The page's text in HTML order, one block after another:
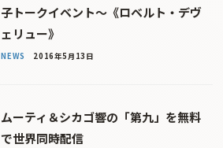
子トークイベント〜《ロベルト・デヴ
ェリュー》
NEWS 2016年5月13日
ムーティ＆シカゴ響の「第九」を無料
で世界同時配信